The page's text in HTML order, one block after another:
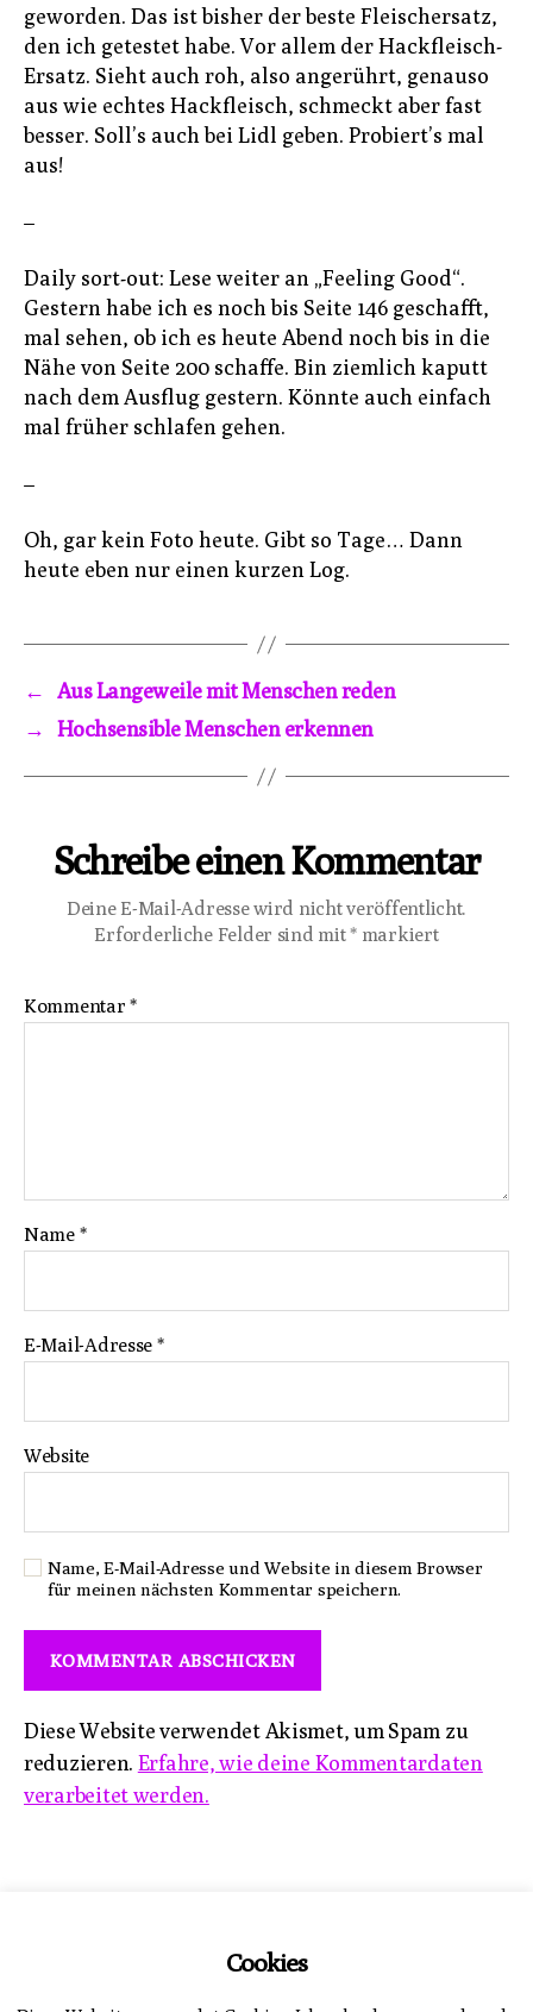
geworden. Das ist bisher der beste Fleischersatz,
den ich getestet habe. Vor allem der Hackfleisch-
Ersatz. Sieht auch roh, also angerührt, genauso
aus wie echtes Hackfleisch, schmeckt aber fast
besser. Soll’s auch bei Lidl geben. Probiert’s mal
aus!
–
Daily sort-out: Lese weiter an „Feeling Good“.
Gestern habe ich es noch bis Seite 146 geschafft,
mal sehen, ob ich es heute Abend noch bis in die
Nähe von Seite 200 schaffe. Bin ziemlich kaputt
nach dem Ausflug gestern. Könnte auch einfach
mal früher schlafen gehen.
–
Oh, gar kein Foto heute. Gibt so Tage… Dann
heute eben nur einen kurzen Log.
←
Aus Langeweile mit Menschen reden
→
Hochsensible Menschen erkennen
Schreibe einen Kommentar
Deine E-Mail-Adresse wird nicht veröffentlicht.
Erforderliche Felder sind mit* markiert
Kommentar*
Name *
E-Mail-Adresse *
Website
Name, E-Mail-Adresse und Website in diesem Browser
für meinen nächsten Kommentar speichern.
Diese Website verwendet Akismet, um Spam zu
reduzieren. Erfahre, wie deine Kommentardaten
verarbeitet werden.
Datenschutzerklärung
Cookies